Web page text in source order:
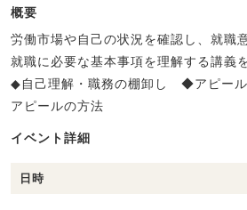
概要
労働市場や自己の状況を確認し、就職
就職に必要な基本事項を理解する講義
◆自己理解・職務の棚卸し ◆アピー
アピールの方法
イベント詳細
日時